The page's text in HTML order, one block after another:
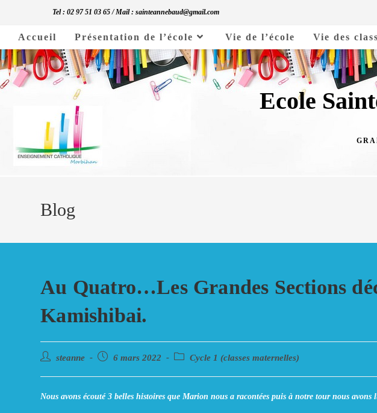
content
Tel : 02 97 51 03 65 / Mail : sainteannebaud@gmail.com
Accueil Présentation de l’école Vie de l’école Vie des
Ecole
Blog
Au Quatro…Les Grandes Sections
Kamishibai.
Auteur/autrice
publication :
steanne
Post
6 mars 2022
Post
Cycle 1 (classes maternelles)
Nous avons écouté 3 belles histoires que Marion nous a racontées puis à notre tour nous avons